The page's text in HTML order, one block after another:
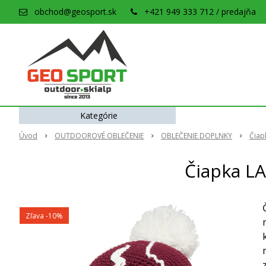
obchod@geosport.sk +421 949 333 712 / predajňa
Úvod OUTDOOROVÉ OBLEČENIE OBLEČENIE DOPLNKY
Čiapka
Zľava -10%
Kategórie